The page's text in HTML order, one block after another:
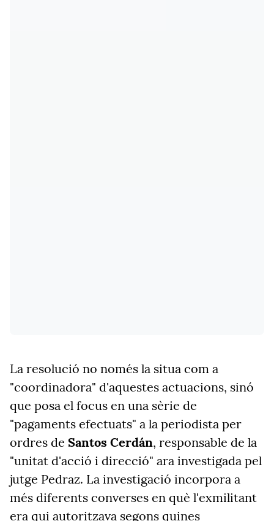
La resolució no només la situa com a
"coordinadora" d'aquestes actuacions, sinó
que posa el focus en una sèrie de
"pagaments efectuats" a la periodista per
ordres de Santos Cerdán, responsable de la
"unitat d'acció i direcció" ara investigada pel
jutge Pedraz. La investigació incorpora a
més diferents converses en què l'exmilitant
era qui autoritzava segons quines